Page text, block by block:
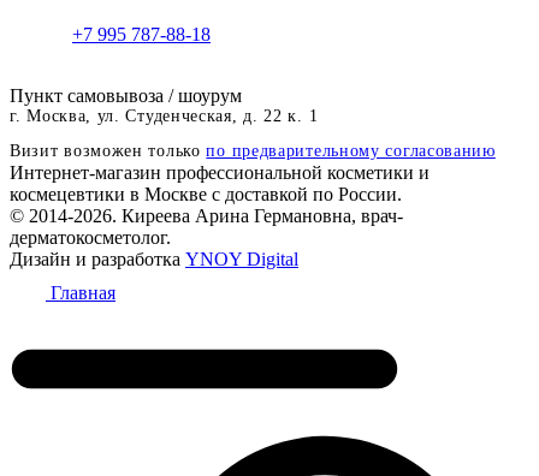
+7 995 787-88-18
Пункт самовывоза / шоурум
г. Москва, ул. Студенческая, д. 22 к. 1
Визит возможен толькопо предварительному согласованию
Интернет-магазин профессиональной косметики и
космецевтики в Москве с доставкой по России.
© 2014-2026. Киреева Арина Германовна, врач-
дерматокосметолог.
Дизайн и разработка YNOY Digital
Главная